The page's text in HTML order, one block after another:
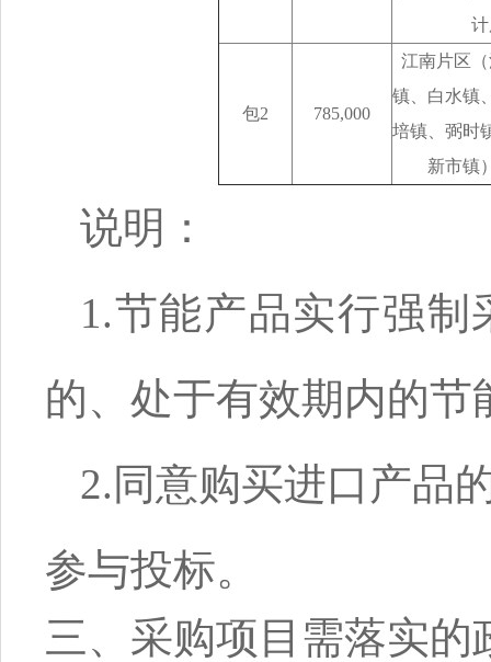
包2 785,000
江南片区
镇、白水镇
培镇、弼时
新市镇
说明：
1.节能产品实行强
的、处于有效期内的节
2.同意购买进口产品
参与投标。
三、采购项目需落实的